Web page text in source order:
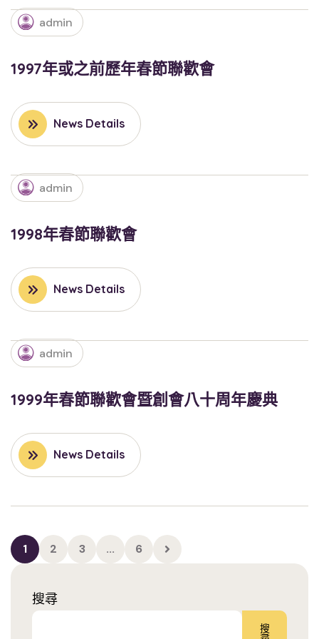
admin
1997年或之前歷年春節聯歡會
News Details
admin
1998年春節聯歡會
News Details
admin
1999年春節聯歡會暨創會八十周年慶典
News Details
1 2 3 ... 6
搜尋
搜